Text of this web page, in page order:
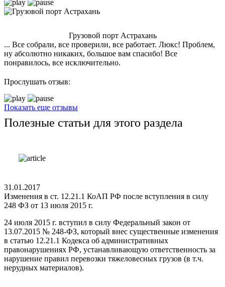
Грузовой порт Астрахань
... Все собрали, все проверили, все работает. Люкс! Проблем,
ну абсолютно никаких, большое вам спасибо! Все
понравилось, все исключительно.
Прослушать отзыв:
Показать еще отзывы
Полезные статьи для этого раздела
31.01.2017
Изменения в ст. 12.21.1 КоАП РФ после вступления в силу
248 ФЗ от 13 июля 2015 г.
24 июля 2015 г. вступил в силу Федеральный закон от
13.07.2015 № 248-ФЗ, который внес существенные изменения
в статью 12.21.1 Кодекса об административных
правонарушениях РФ, устанавливающую ответственность за
нарушение правил перевозки тяжеловесных грузов (в т.ч.
нерудных материалов).